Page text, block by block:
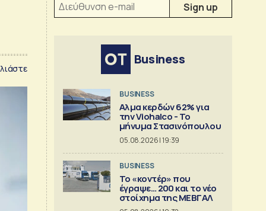
Business
BUSINESS
Αλμα κερδών 62% για
την Viohalco - Το
μήνυμα Στασινόπουλου
05.08.2026 | 19:39
BUSINESS
Το «κοντέρ» που
έγραψε… 200 και το νέο
στοίχημα της ΜΕΒΓΑΛ